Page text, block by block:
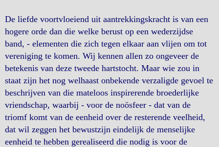
De liefde voortvloeiend uit aantrekkingskracht is van een
hogere orde dan die welke berust op een wederzijdse
band, - elementen die zich tegen elkaar aan vlijen om tot
vereniging te komen. Wij kennen allen zo ongeveer de
betekenis van deze tweede hartstocht. Maar wie zou in
staat zijn het nog welhaast onbekende verzaligde gevoel te
beschrijven van die mateloos inspirerende broederlijke
vriendschap, waarbij - voor de noösfeer - dat van de
triomf komt van de eenheid over de resterende veelheid,
dat wil zeggen het bewustzijn eindelijk de menselijke
eenheid te hebben gerealiseerd die nodig is voor de